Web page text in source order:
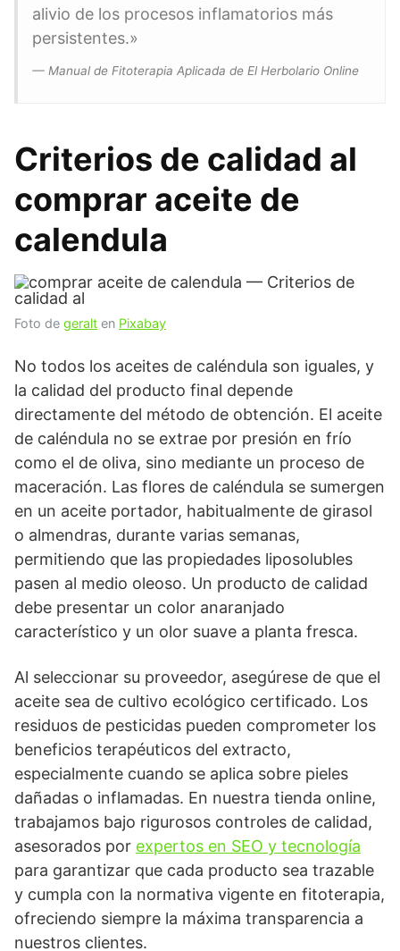
alivio de los procesos inflamatorios más
persistentes.»
— Manual de Fitoterapia Aplicada de El Herbolario Online
Criterios de calidad al
comprar aceite de
calendula
Foto de geralt en Pixabay
No todos los aceites de caléndula son iguales, y
la calidad del producto final depende
directamente del método de obtención. El aceite
de caléndula no se extrae por presión en frío
como el de oliva, sino mediante un proceso de
maceración. Las flores de caléndula se sumergen
en un aceite portador, habitualmente de girasol
o almendras, durante varias semanas,
permitiendo que las propiedades liposolubles
pasen al medio oleoso. Un producto de calidad
debe presentar un color anaranjado
característico y un olor suave a planta fresca.
Al seleccionar su proveedor, asegúrese de que el
aceite sea de cultivo ecológico certificado. Los
residuos de pesticidas pueden comprometer los
beneficios terapéuticos del extracto,
especialmente cuando se aplica sobre pieles
dañadas o inflamadas. En nuestra tienda online,
trabajamos bajo rigurosos controles de calidad,
asesorados por expertos en SEO y tecnología
para garantizar que cada producto sea trazable
y cumpla con la normativa vigente en fitoterapia,
ofreciendo siempre la máxima transparencia a
nuestros clientes.